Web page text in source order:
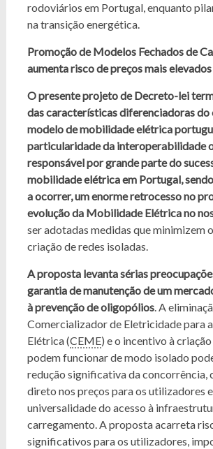
rodoviários em Portugal, enquanto
na transição energética.
Promoção de Modelos Fechados de
aumenta risco de preços mais elevados
O presente projeto de Decreto-lei
das características diferenciadoras do
modelo de mobilidade elétrica
particularidade da interoperabilidade
responsável por grande parte do
mobilidade elétrica em Portugal,
a ocorrer, um enorme retrocesso no
evolução da Mobilidade Elétrica no
ser adotadas medidas que minimizem
criação de redes isoladas.
A proposta levanta sérias
garantia de manutenção de um
à prevenção de oligopólios. A
Comercializador de Eletricidade para
Elétrica (CEME) e o incentivo à
podem funcionar de modo isolado
redução significativa da concorrência,
direto nos preços para os utilizadores
universalidade do acesso à
carregamento. A proposta acarreta
significativos para os utilizadores,